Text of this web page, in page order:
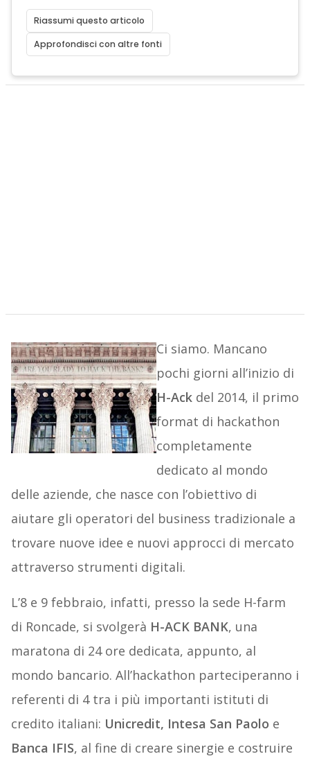
Riassumi questo articolo
Approfondisci con altre fonti
Ci siamo. Mancano
pochi giorni all’inizio di
H-Ackdel 2014, il primo
format di hackathon
completamente
dedicato al mondo
delle aziende, che nasce con l’obiettivo di
aiutare gli operatori del business tradizionale a
trovare nuove idee e nuovi approcci di mercato
attraverso strumenti digitali.
L’8 e 9 febbraio, infatti, presso la sede H-farm
di Roncade, si svolgerà H-ACK BANK, una
maratona di 24 ore dedicata, appunto, al
mondo bancario. All’hackathon parteciperanno i
referenti di 4 tra i più importanti istituti di
credito italiani: Unicredit, Intesa San Paolo e
Banca IFIS, al fine di creare sinergie e costruire